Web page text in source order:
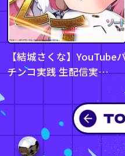
【結城さくな】YouTube
チンコ実践 生配信実…